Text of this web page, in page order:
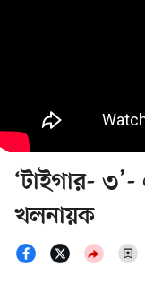
‘টাইগার-
খলনায়ক